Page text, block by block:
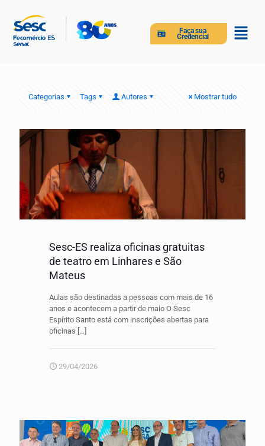
Faça sua
Credencial
Categorias Tags Autores Mostrar tudo
Sesc-ES realiza oficinas gratuitas
de teatro em Linhares e São
Mateus
Aulas são destinadas a pessoas com mais de 16
anos e acontecem a partir de maio O Sesc
Espírito Santo está com inscrições abertas para
oficinas […]
29/04/2026